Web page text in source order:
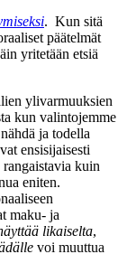
. Kun sitä
päätelmät
yritetään etsiä
ylivarmuuksien
kun valintojemme
ja todella
ensisijaisesti
kuin
eniten.
maku- ja
likaiselta,
voi muuttua